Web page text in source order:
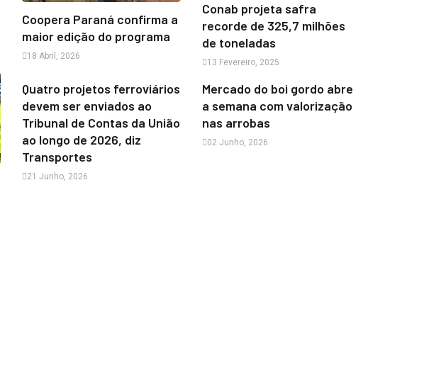
Coopera Paraná confirma a
maior edição do programa
18 Abril, 2026
Conab projeta safra
recorde de 325,7 milhões
de toneladas
13 Fevereiro, 2025
Quatro projetos ferroviários
devem ser enviados ao
Tribunal de Contas da União
ao longo de 2026, diz
Transportes
21 Junho, 2026
Mercado do boi gordo abre
a semana com valorização
nas arrobas
02 Junho, 2026